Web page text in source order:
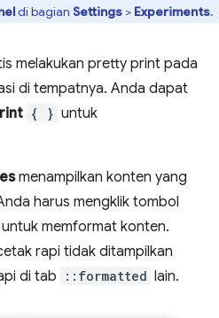
di bagian Settings > Experiments.
melakukan pretty print pada
di tempatnya. Anda dapat
{ } untuk
menampilkan konten yang
harus mengklik tombol
memformat konten.
rapi tidak ditampilkan
di tab
::formatted lain.